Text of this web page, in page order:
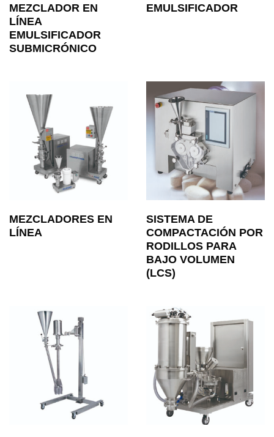
MEZCLADOR EN
LÍNEA
EMULSIFICADOR
SUBMICRÓNICO
EMULSIFICADOR
MEZCLADORES EN
LÍNEA
SISTEMA DE
COMPACTACIÓN POR
RODILLOS PARA
BAJO VOLUMEN
(LCS)